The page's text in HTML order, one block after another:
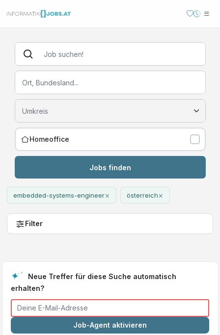
Homeoffice
Jobs finden
embedded-systems-engineer× österreich×
Filter
Neue Treffer für diese Suche automatisch
erhalten?
Job-Agent aktivieren